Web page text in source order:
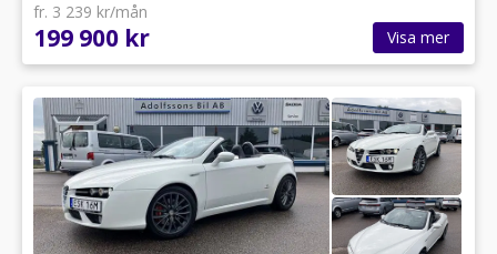
fr. 3 239 kr/mån
199 900 kr Visa mer